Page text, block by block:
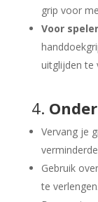
grip voor
Voor
uitglijden te
4.
Vervang je
Gebruik
te verlengen.